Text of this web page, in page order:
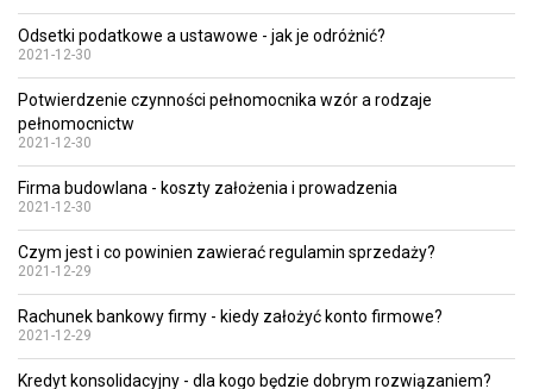
Odsetki podatkowe a ustawowe - jak je odróżnić?
2021-12-30
Potwierdzenie czynności pełnomocnika wzór a rodzaje
pełnomocnictw
2021-12-30
Firma budowlana - koszty założenia i prowadzenia
2021-12-30
Czym jest i co powinien zawierać regulamin sprzedaży?
2021-12-29
Rachunek bankowy firmy - kiedy założyć konto firmowe?
2021-12-29
Kredyt konsolidacyjny - dla kogo będzie dobrym rozwiązaniem?